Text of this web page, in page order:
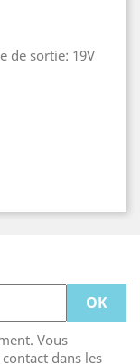
de sortie: 19V
Vous
dans les